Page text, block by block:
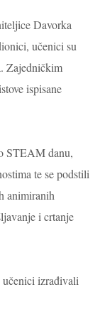
Davorka
učenici su
Zajedničkim
ispisane
STEAM danu,
te se podstili
animiranih
i crtanje
izrađivali